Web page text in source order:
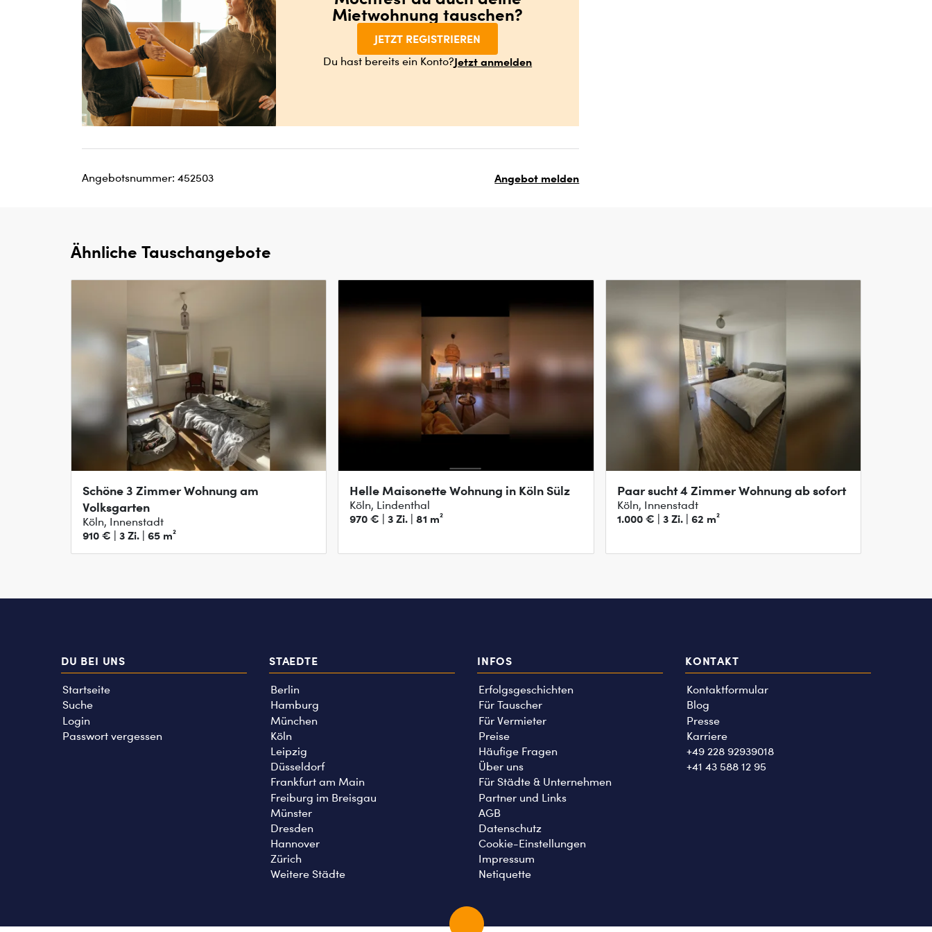
Mietwohnung tauschen?
JETZT REGISTRIEREN
Du hast bereits ein Konto?Jetzt anmelden
Angebotsnummer: 452503 Angebot melden
Ähnliche Tauschangebote
Schöne 3 Zimmer Wohnung am
Volksgarten
Köln, Innenstadt
910 € | 3 Zi. | 65 m²
Helle Maisonette Wohnung in Köln Sülz
Köln, Lindenthal
970 € | 3 Zi. | 81 m²
Paar sucht 4 Zimmer Wohnung ab sofort
Köln, Innenstadt
1.000 € | 3 Zi. | 62 m²
DU BEI UNS
Startseite
Suche
Login
Passwort vergessen
STAEDTE
Berlin
Hamburg
München
Köln
Leipzig
Düsseldorf
Frankfurt am Main
Freiburg im Breisgau
Münster
Dresden
Hannover
Zürich
Weitere Städte
INFOS
Erfolgsgeschichten
Für Tauscher
Für Vermieter
Preise
Häufige Fragen
Über uns
Für Städte & Unternehmen
Partner und Links
AGB
Datenschutz
Cookie-Einstellungen
Impressum
Netiquette
KONTAKT
Kontaktformular
Blog
Presse
Karriere
+49 228 92939018
+41 43 588 12 95